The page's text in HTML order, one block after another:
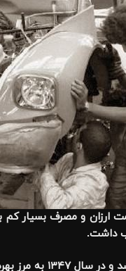
ارزان و مصرف بسیار
داشت.